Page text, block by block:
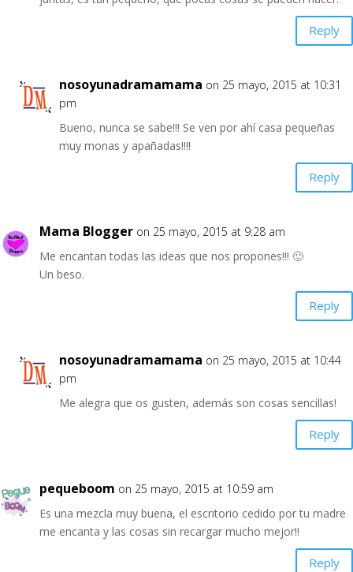
Reply
nosoyunadramamama on 25 mayo, 2015 at 10:31
pm
Bueno, nunca se sabe!!! Se ven por ahí casa pequeñas
muy monas y apañadas!!!!
Reply
Mama Blogger on 25 mayo, 2015 at 9:28 am
Me encantan todas las ideas que nos propones!!! 🙂
Un beso.
Reply
nosoyunadramamama on 25 mayo, 2015 at 10:44
pm
Me alegra que os gusten, además son cosas sencillas!
Reply
pequeboom on 25 mayo, 2015 at 10:59 am
Es una mezcla muy buena, el escritorio cedido por tu madre
me encanta y las cosas sin recargar mucho mejor!!
Reply